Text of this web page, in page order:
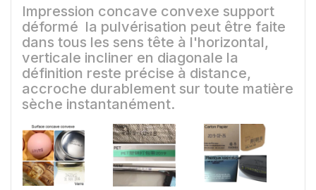
Impression concave convexe support
déformé la pulvérisation peut être faite
dans tous les sens tête à l'horizontal,
verticale incliner en diagonale la
définition reste précise à distance,
accroche durablement sur toute matière
sèche instantanément.